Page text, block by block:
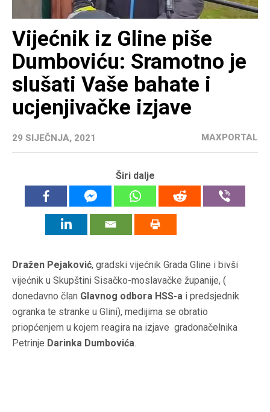
Vijećnik iz Gline piše
Dumboviću: Sramotno je
slušati Vaše bahate i
ucjenjivačke izjave
29 SIJEČNJA, 2021 MAXPORTAL
Širi dalje
Dražen Pejaković, gradski vijećnik Grada Gline i bivši
vijećnik u Skupštini Sisačko-moslavačke županije, (
donedavno član Glavnog odbora HSS-a i predsjednik
ogranka te stranke u Glini), medijima se obratio
priopćenjem u kojem reagira na izjave gradonačelnika
Petrinje Darinka Dumbovića.